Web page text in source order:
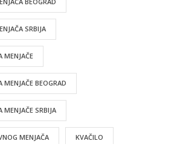
SRBIJA
MENJAČE
BEOGRAD
SRBIJA
MENJAČA KVAČILO